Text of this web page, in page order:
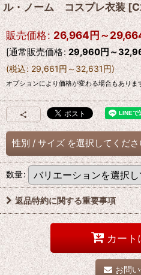
ル・ノーム コスプレ衣装[
販売価格: 26,964円～
[通常販売価格: 29,960円～
(税込: 29,661円～32,631円)
オプションにより価格が変わる場合もありま
性別 / サイズ を選択してくださ
数量:
返品特約に関する重要事項
カート
お問